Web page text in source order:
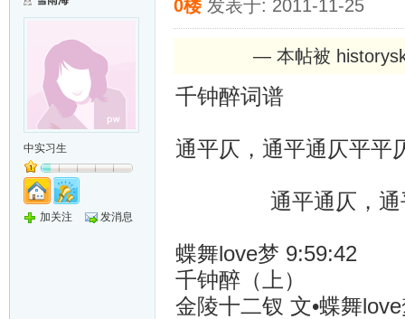
中实习生
加关注 发消息
0楼 发表于: 2011-11-25
— 本帖被
千钟醉词谱
通平仄，通平通仄平平
通平通仄，通平
蝶舞love梦 9:59:42
千钟醉（上）
金陵十二钗 文•蝶舞